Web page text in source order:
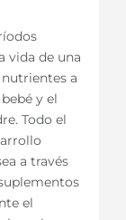
vida de una
a
y el
Todo el
a través
el